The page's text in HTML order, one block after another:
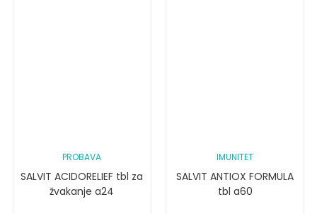
PROBAVA
SALVIT ACIDORELIEF tbl za
žvakanje a24
IMUNITET
SALVIT ANTIOX FORMULA
tbl a60